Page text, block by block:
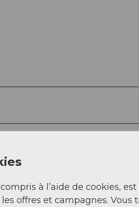
à l’aide de cookies,
offres et campagnes. Vous